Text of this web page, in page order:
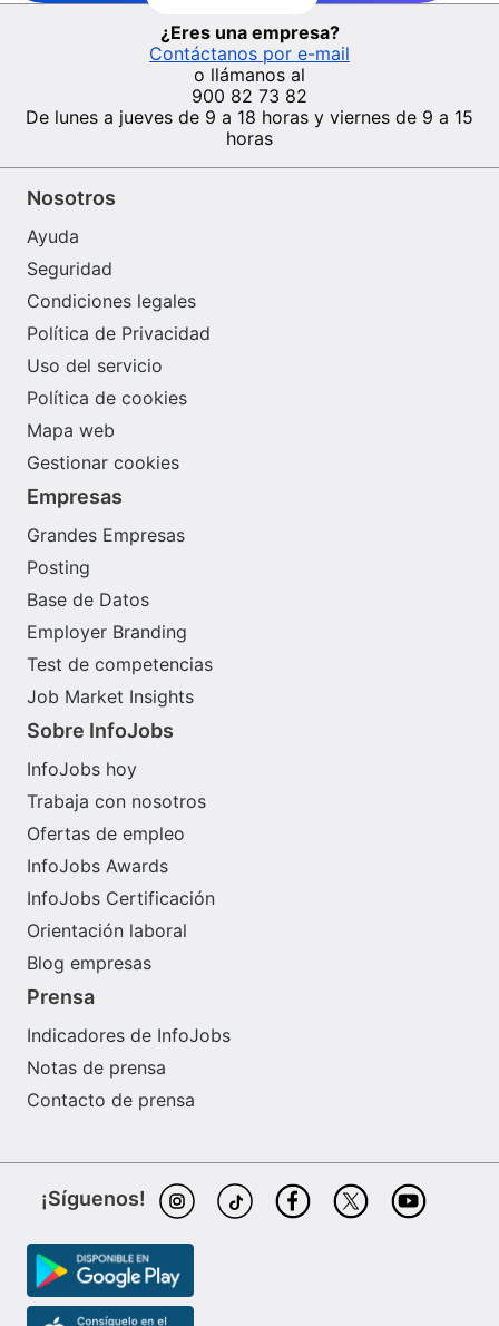
¿Eres una empresa?
Contáctanos por e-mail
o llámanos al
900 82 73 82
De lunes a jueves de 9 a 18 horas y viernes de 9 a 15
horas
Nosotros
Ayuda
Seguridad
Condiciones legales
Política de Privacidad
Uso del servicio
Política de cookies
Mapa web
Gestionar cookies
Empresas
Grandes Empresas
Posting
Base de Datos
Employer Branding
Test de competencias
Job Market Insights
Sobre InfoJobs
InfoJobs hoy
Trabaja con nosotros
Ofertas de empleo
InfoJobs Awards
InfoJobs Certificación
Orientación laboral
Blog empresas
Prensa
Indicadores de InfoJobs
Notas de prensa
Contacto de prensa
¡Síguenos!